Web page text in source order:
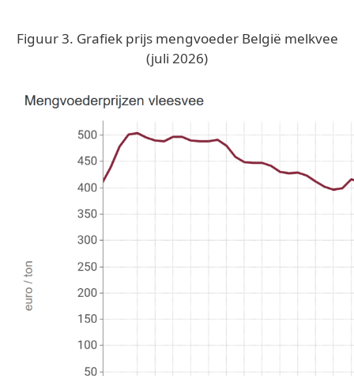
Figuur 3. Grafiek prijs mengvoeder België melkvee
(juli 2026)